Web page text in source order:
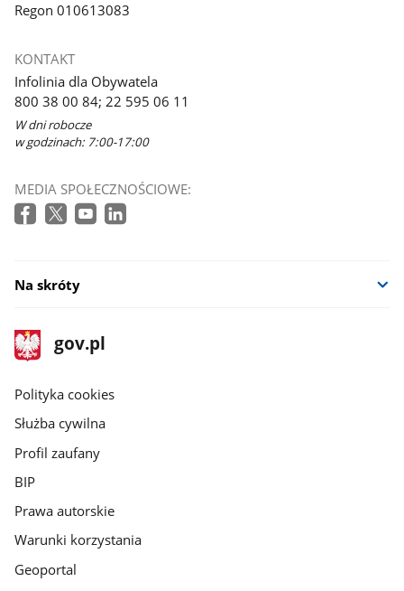
Regon 010613083
KONTAKT
Infolinia dla Obywatela
800 38 00 84; 22 595 06 11
W dni robocze
w godzinach: 7:00-17:00
MEDIA SPOŁECZNOŚCIOWE:
Na skróty
stopka
gov.pl
Strona
gov.pl
gov.pl
Polityka cookies
Służba cywilna
Profil zaufany
BIP
Prawa autorskie
Warunki korzystania
Geoportal